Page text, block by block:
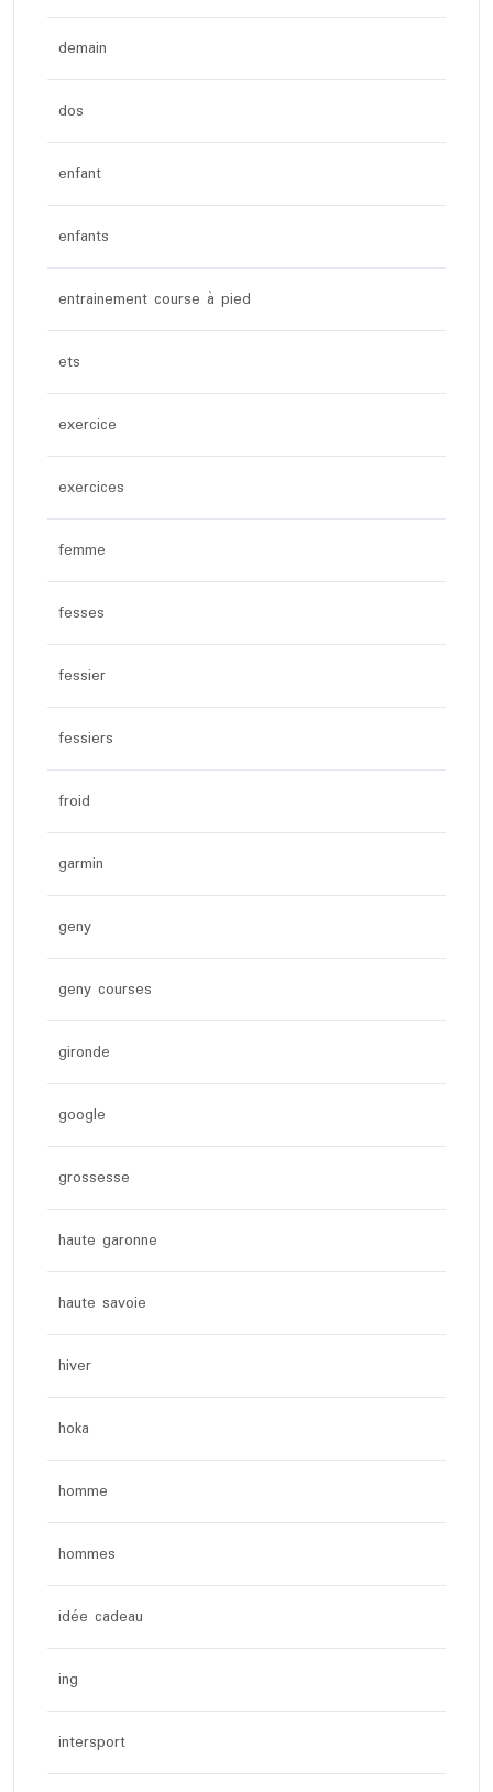
demain
dos
enfant
enfants
entrainement course à pied
ets
exercice
exercices
femme
fesses
fessier
fessiers
froid
garmin
geny
geny courses
gironde
google
grossesse
haute garonne
haute savoie
hiver
hoka
homme
hommes
idée cadeau
ing
intersport